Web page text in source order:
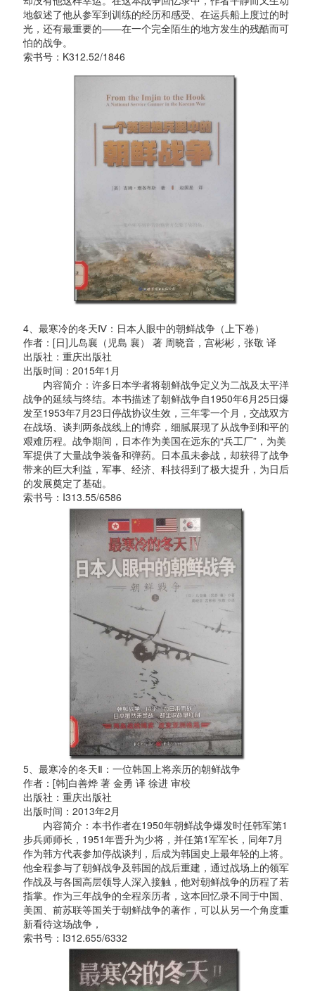
地叙述了他从参军到训练的经历和感受、在运兵船上度过的时
光，还有最重要的——在一个完全陌生的地方发生的残酷而可
怕的战争。
索书号：K312.52/1846
4、最寒冷的冬天Ⅳ：日本人眼中的朝鲜战争（上下卷）
作者：[日]儿岛襄（児島 襄） 著 周晓音，宫彬彬，张敬 译
出版社：重庆出版社
出版时间：2015年1月
内容简介：许多日本学者将朝鲜战争定义为二战及太平洋
战争的延续与终结。本书描述了朝鲜战争自1950年6月25日爆
发至1953年7月23日停战协议生效，三年零一个月，交战双方
在战场、谈判两条战线上的博弈，细腻展现了从战争到和平的
艰难历程。战争期间，日本作为美国在远东的“兵工厂”，为美
军提供了大量战争装备和弹药。日本虽未参战，却获得了战争
带来的巨大利益，军事、经济、科技得到了极大提升，为日后
的发展奠定了基础。
索书号：I313.55/6586
5、最寒冷的冬天Ⅱ：一位韩国上将亲历的朝鲜战争
作者：[韩]白善烨 著 金勇 译 徐进 审校
出版社：重庆出版社
出版时间：2013年2月
内容简介：本书作者在1950年朝鲜战争爆发时任韩军第1
步兵师师长，1951年晋升为少将，并任第1军军长，同年7月
作为韩方代表参加停战谈判，后成为韩国史上最年轻的上将。
他全程参与了朝鲜战争及韩国的战后重建，通过战场上的领军
作战及与各国高层领导人深入接触，他对朝鲜战争的历程了若
指掌。作为三年战争的全程亲历者，这本回忆录不同于中国、
美国、前苏联等国关于朝鲜战争的著作，可以从另一个角度重
新看待这场战争，
索书号：I312.655/6332